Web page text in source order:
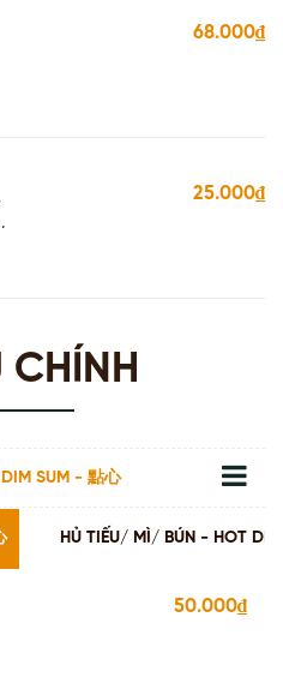
68.000₫
25.000₫
CHÍNH
SUM - 點心
HỦ TIẾU/ MÌ/ BÚN - HOT
50.000₫